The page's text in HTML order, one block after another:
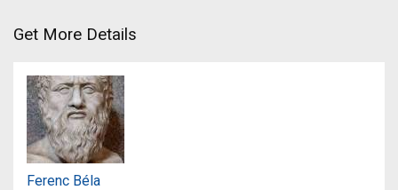
Get More Details
Ferenc Béla